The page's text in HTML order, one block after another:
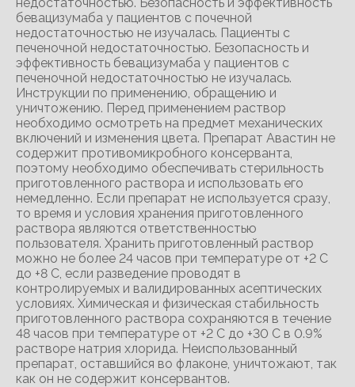
бевацизумаба у пациентов с почечной
недостаточностью не изучалась. Пациенты с
печеночной недостаточностью. Безопасность и
эффективность бевацизумаба у пациентов с
печеночной недостаточностью не изучалась.
Инструкции по применению, обращению и
уничтожению. Перед применением раствор
необходимо осмотреть на предмет механических
включений и изменения цвета. Препарат Авастин не
содержит противомикробного консерванта,
поэтому необходимо обеспечивать стерильность
приготовленного раствора и использовать его
немедленно. Если препарат не используется сразу,
то время и условия хранения приготовленного
раствора являются ответственностью
пользователя. Хранить приготовленный раствор
можно не более 24 часов при температуре от +2 С
до +8 С, если разведение проводят в
контролируемых и валидированных асептических
условиях. Химическая и физическая стабильность
приготовленного раствора сохраняются в течение
48 часов при температуре от +2 С до +30 С в 0.9%
растворе натрия хлорида. Неиспользованный
препарат, оставшийся во флаконе, уничтожают, так
как он не содержит консервантов.